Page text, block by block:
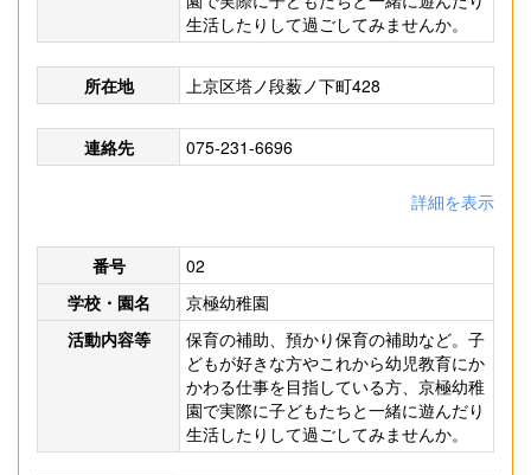
生活したりして過ごしてみませんか。
所在地 上京区塔ノ段薮ノ下町428
連絡先 075-231-6696
詳細を表示
番号
02
学校・園名
京極幼稚園
活動内容等
保育の補助、預かり保育の補助など。子
どもが好きな方やこれから幼児教育にか
かわる仕事を目指している方、京極幼稚
園で実際に子どもたちと一緒に遊んだり
生活したりして過ごしてみませんか。